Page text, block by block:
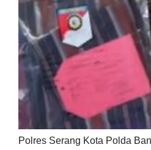
Polres Serang Kota Polda